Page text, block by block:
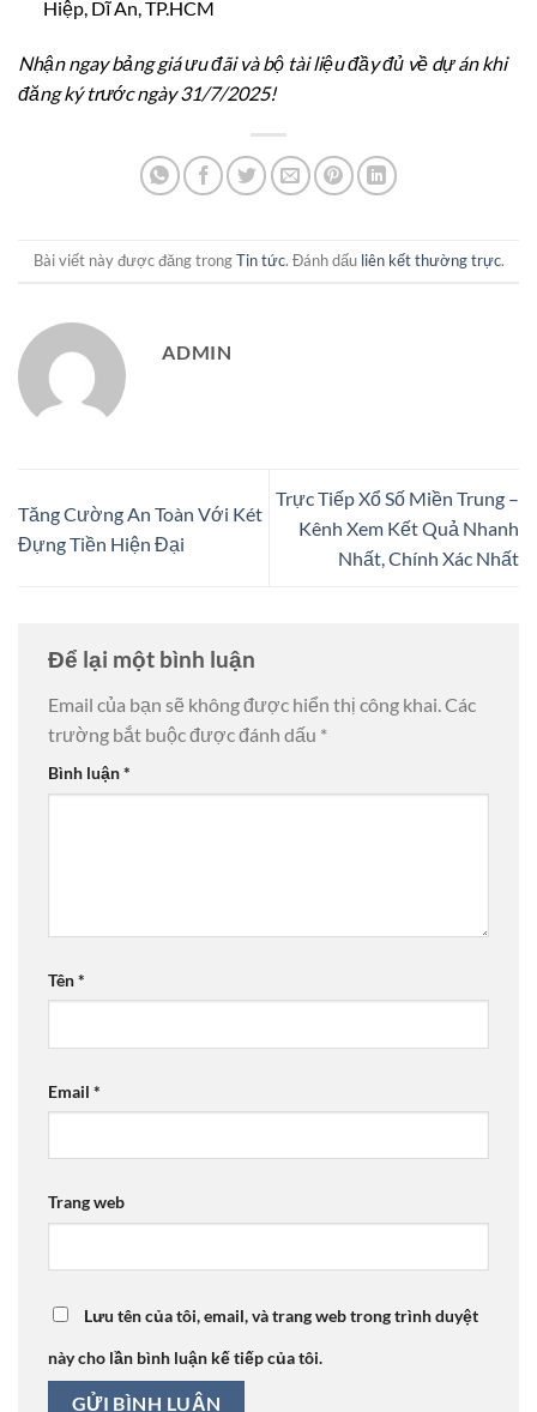
Hiệp, Dĩ An, TP.HCM
Nhận ngay bảng giá ưu đãi và bộ tài liệu đầy đủ về dự án khi
đăng ký trước ngày 31/7/2025!
Bài viết này được đăng trongTin tức. Đánh dấu liên kết thường trực.
ADMIN
Tăng Cường An Toàn Với Két
Đựng Tiền Hiện Đại
Trực Tiếp Xổ Số Miền Trung –
Kênh Xem Kết Quả Nhanh
Nhất, Chính Xác Nhất
Để lại một bình luận
Email của bạn sẽ không được hiển thị công khai.Các
trường bắt buộc được đánh dấu *
Bình luận*
Tên*
Email *
Trang web
Lưu tên của tôi, email, và trang web trong trình duyệt
này cho lần bình luận kế tiếp của tôi.